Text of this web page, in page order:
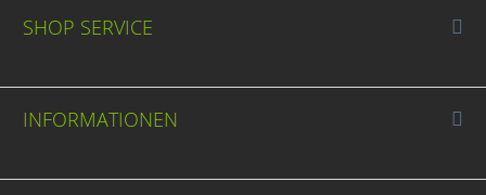
SHOP SERVICE
INFORMATIONEN